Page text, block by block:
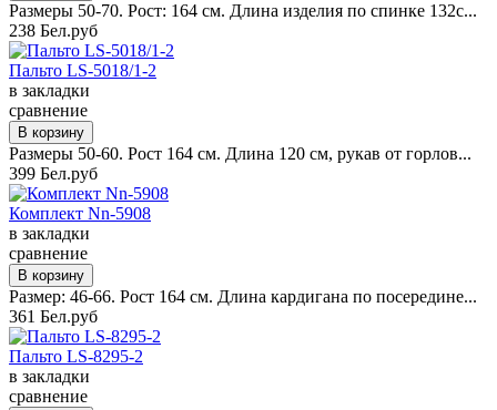
Размеры 50-70. Рост: 164 см. Длина изделия по спинке 132с...
238 Бел.руб
Пальто LS-5018/1-2
в закладки
сравнение
Размеры 50-60. Рост 164 см. Длина 120 см, рукав от горлов...
399 Бел.руб
Комплект Nn-5908
в закладки
сравнение
Размер: 46-66. Рост 164 см. Длина кардигана по посередине...
361 Бел.руб
Пальто LS-8295-2
в закладки
сравнение